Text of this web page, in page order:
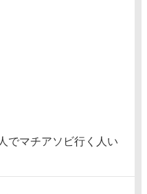
でマチアソビ行く人い